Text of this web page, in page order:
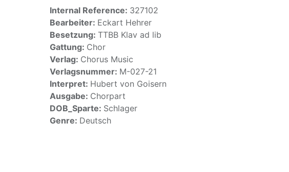
Internal Reference: 327102
Bearbeiter: Eckart Hehrer
Besetzung: TTBB Klav ad lib
Gattung: Chor
Verlag: Chorus Music
Verlagsnummer: M-027-21
Interpret: Hubert von Goisern
Ausgabe: Chorpart
DOB_Sparte: Schlager
Genre: Deutsch